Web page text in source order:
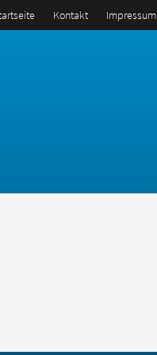
Kontakt Impressum